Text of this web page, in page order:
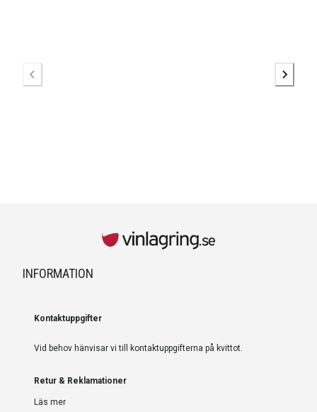
INFORMATION
Kontaktuppgifter
Vid behov hänvisar vi till kontaktuppgifterna på kvittot.
Retur & Reklamationer
Läs mer